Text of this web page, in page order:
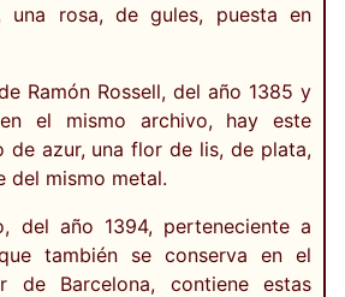
una rosa, de gules, puesta en
Ramón Rossell, del año 1385 y
el mismo archivo, hay este
de azur, una flor de lis, de plata,
del mismo metal.
del año 1394, perteneciente a
también se conserva en el
de Barcelona, contiene estas